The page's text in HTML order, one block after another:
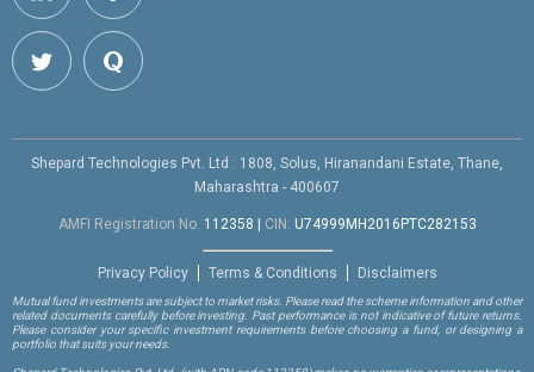
Shepard Technologies Pvt. Ltd : 1808, Solus, Hiranandani Estate, Thane,
Maharashtra - 400607
AMFI Registration No. 112358 CIN: U74999MH2016PTC282153
Privacy Policy Terms & Conditions Disclaimers
Mutual fund investments are subject to market risks. Please read the scheme information and other
related documents carefully before investing. Past performance is not indicative of future returns.
Please consider your specific investment requirements before choosing a fund, or designing a
portfolio that suits your needs.